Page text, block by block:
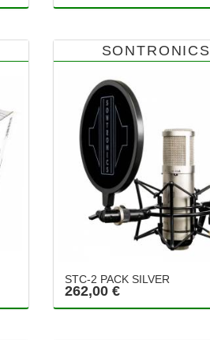
SONTRONICS
STC-2 PACK SILVER
262,00 €